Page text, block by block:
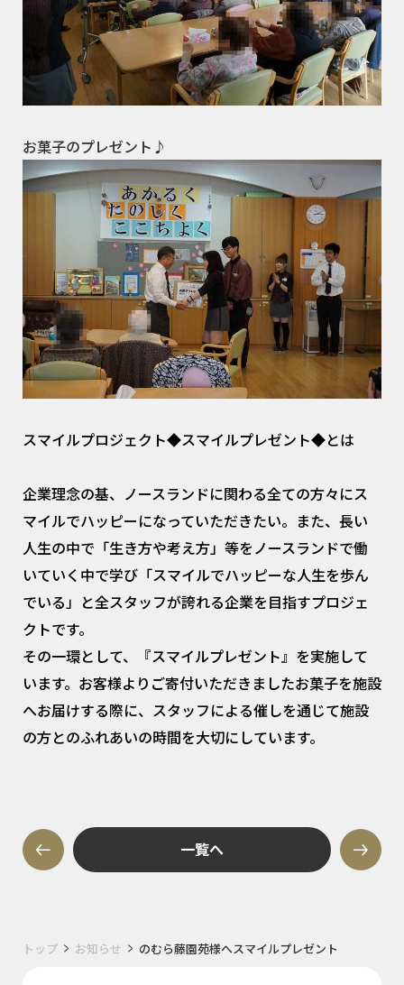
お菓子のプレゼント♪
スマイルプロジェクト◆スマイルプレゼント◆とは
企業理念の基、ノースランドに関わる全ての方々にス
マイルでハッピーになっていただきたい。また、長い
人生の中で「生き方や考え方」等をノースランドで働
いていく中で学び「スマイルでハッピーな人生を歩ん
でいる」と全スタッフが誇れる企業を目指すプロジェ
クトです。
その一環として、『スマイルプレゼント』を実施して
います。お客様よりご寄付いただきましたお菓子を施設
へお届けする際に、スタッフによる催しを通じて施設
の方とのふれあいの時間を大切にしています。
一覧へ
トップ お知らせ のむら藤園苑様へスマイルプレゼント